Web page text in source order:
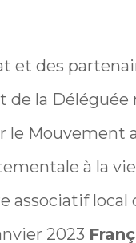
et des
la Déléguée
Mouvement
à la
associatif local
2023